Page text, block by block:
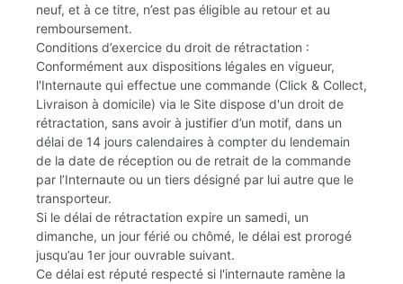
neuf, et à ce titre, n’est pas éligible au retour et au
remboursement.
Conditions d’exercice du droit de rétractation :
Conformément aux dispositions légales en vigueur,
l'Internaute qui effectue une commande (Click & Collect,
Livraison à domicile) via le Site dispose d'un droit de
rétractation, sans avoir à justifier d’un motif, dans un
délai de 14 jours calendaires à compter du lendemain
de la date de réception ou de retrait de la commande
par l’Internaute ou un tiers désigné par lui autre que le
transporteur.
Si le délai de rétractation expire un samedi, un
dimanche, un jour férié ou chômé, le délai est prorogé
jusqu’au 1er jour ouvrable suivant.
Ce délai est réputé respecté si l'internaute ramène la